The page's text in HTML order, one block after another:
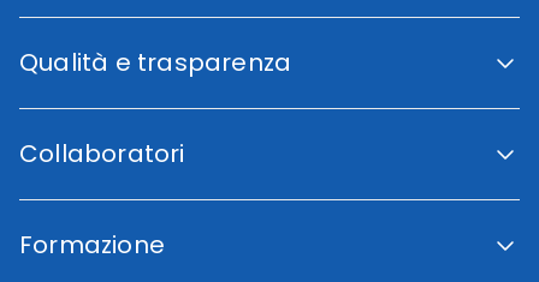
San Giovanni Calabria
La direzione
Qualità e trasparenza
Accreditamento Regionale
Indicatori di qualità
Codice etico
Carta dei Servizi
Collaboratori
Lavora con noi
Fornitori
Formazione